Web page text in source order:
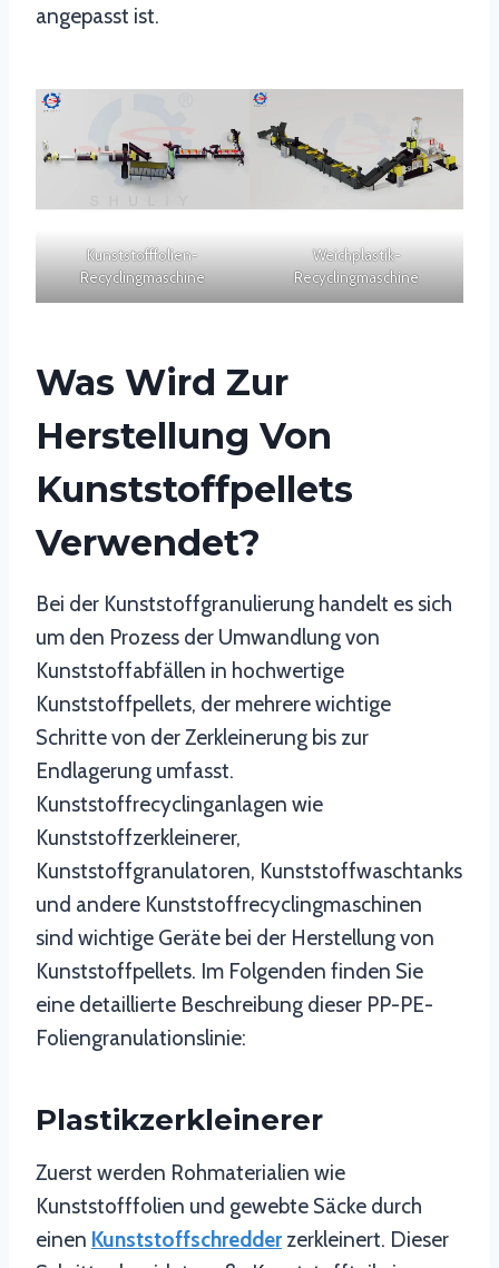
angepasst ist.
Kunststofffolien-
Recyclingmaschine
Weichplastik-
Recyclingmaschine
Was Wird Zur
Herstellung Von
Kunststoffpellets
Verwendet?
Bei der Kunststoffgranulierung handelt es sich
um den Prozess der Umwandlung von
Kunststoffabfällen in hochwertige
Kunststoffpellets, der mehrere wichtige
Schritte von der Zerkleinerung bis zur
Endlagerung umfasst.
Kunststoffrecyclinganlagen wie
Kunststoffzerkleinerer,
Kunststoffgranulatoren, Kunststoffwaschtanks
und andere Kunststoffrecyclingmaschinen
sind wichtige Geräte bei der Herstellung von
Kunststoffpellets. Im Folgenden finden Sie
eine detaillierte Beschreibung dieser PP-PE-
Foliengranulationslinie:
Plastikzerkleinerer
Zuerst werden Rohmaterialien wie
Kunststofffolien und gewebte Säcke durch
einen Kunststoffschredderzerkleinert. Dieser